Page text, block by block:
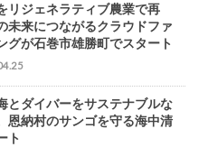
リジェネラティブ農業で再
未来につながるクラウドファ
グが石巻市雄勝町でスタート
とダイバーをサステナブルな
恩納村のサンゴを守る海中清
ト